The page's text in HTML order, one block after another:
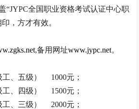
“JYPC全国职业资格考试认证中心职
印，方才有效。
,备用网址www.jypc.net。
、五级） 1000元；
、四级） 1500元；
、三级） 2000元；